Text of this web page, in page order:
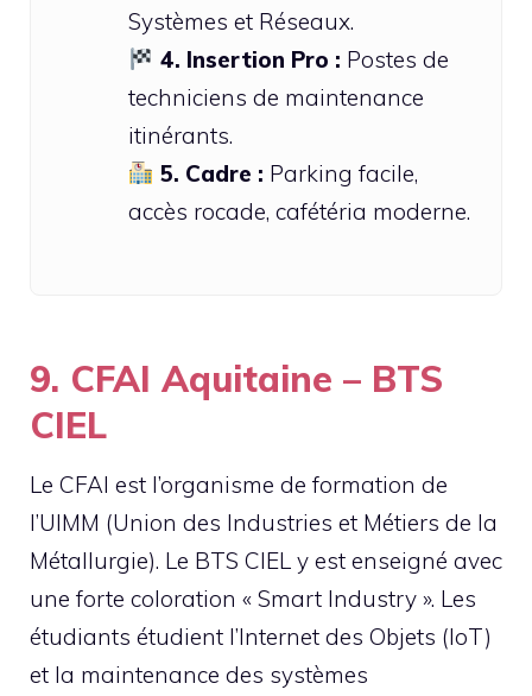
Systèmes et Réseaux.
4. Insertion Pro : Postes de
techniciens de maintenance
itinérants.
5. Cadre : Parking facile,
accès rocade, cafétéria moderne.
9. CFAI Aquitaine – BTS
CIEL
Le CFAI est l’organisme de formation de
l’UIMM (Union des Industries et Métiers de la
Métallurgie). Le BTS CIEL y est enseigné avec
une forte coloration « Smart Industry ». Les
étudiants étudient l’Internet des Objets (IoT)
et la maintenance des systèmes